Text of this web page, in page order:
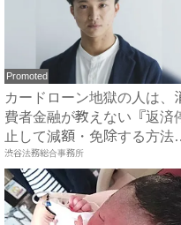
Promoted
カードローン地獄の人は、
費者金融が教えない『返済
止して減額・免除する方法
で...
渋谷法務総合事務所